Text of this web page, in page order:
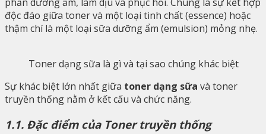
độc đáo giữa toner và một loại tinh chất (essence) hoặc
thậm chí là một loại sữa dưỡng ẩm (emulsion) mỏng nhẹ.
Toner dạng sữa là gì và tại sao chúng khác biệt
Sự khác biệt lớn nhất giữa toner dạng sữa và toner
truyền thống nằm ở kết cấu và chức năng.
1.1. Đặc điểm của Toner truyền thống